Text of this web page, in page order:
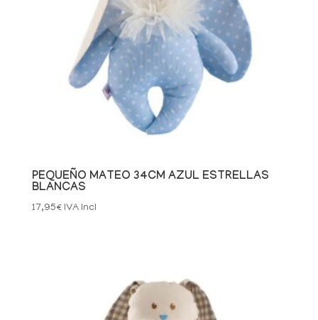
PEQUEÑO MATEO 34CM AZUL ESTRELLAS
BLANCAS
17,95€ IVA Incl